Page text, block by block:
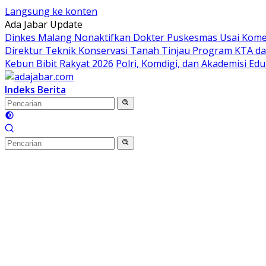
Langsung ke konten
Ada Jabar Update
Dinkes Malang Nonaktifkan Dokter Puskesmas Usai
Direktur Teknik Konservasi Tanah Tinjau Program KTA
Kebun Bibit Rakyat 2026 Polri, Komdigi, dan Akademisi
Indeks Berita